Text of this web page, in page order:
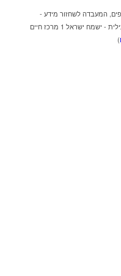
המעבדה לשחזור מידע -
ירושלים כנפי נשרים 15 בית התאומים. | ביתר עילית - ישמח ישראל 1 מרכז חיים
)